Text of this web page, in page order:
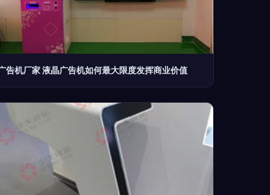
告机厂家 液晶广告机如何最大限度发挥商业价值